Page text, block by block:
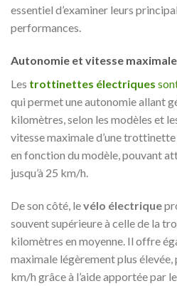
essentiel d’examiner leurs
performances.
Autonomie et vitesse maximale
Les trottinettes électriques
qui permet une autonomie allant
kilomètres, selon les modèles et
vitesse maximale d’une
en fonction du modèle, pouvant
jusqu’à 25 km/h.
De son côté, levélo électrique
souvent supérieure à celle de la
kilomètres en moyenne. Il offre
maximale légèrement plus
km/h grâce à l’aide apportée par